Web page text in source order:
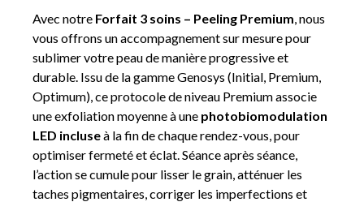
Avec notre Forfait 3 soins – Peeling Premium, nous
vous offrons un accompagnement sur mesure pour
sublimer votre peau de manière progressive et
durable. Issu de la gamme Genosys (Initial, Premium,
Optimum), ce protocole de niveau Premium associe
une exfoliation moyenne à une photobiomodulation
LED incluseà la fin de chaque rendez-vous, pour
optimiser fermeté et éclat. Séance après séance,
l’action se cumule pour lisser le grain, atténuer les
taches pigmentaires, corriger les imperfections et